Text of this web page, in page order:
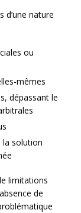
d’une nature
ou
mêmes
dépassant le
la solution
limitations
de